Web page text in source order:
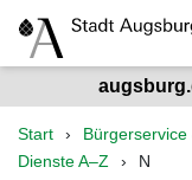
Start
Dienste A–Z
N